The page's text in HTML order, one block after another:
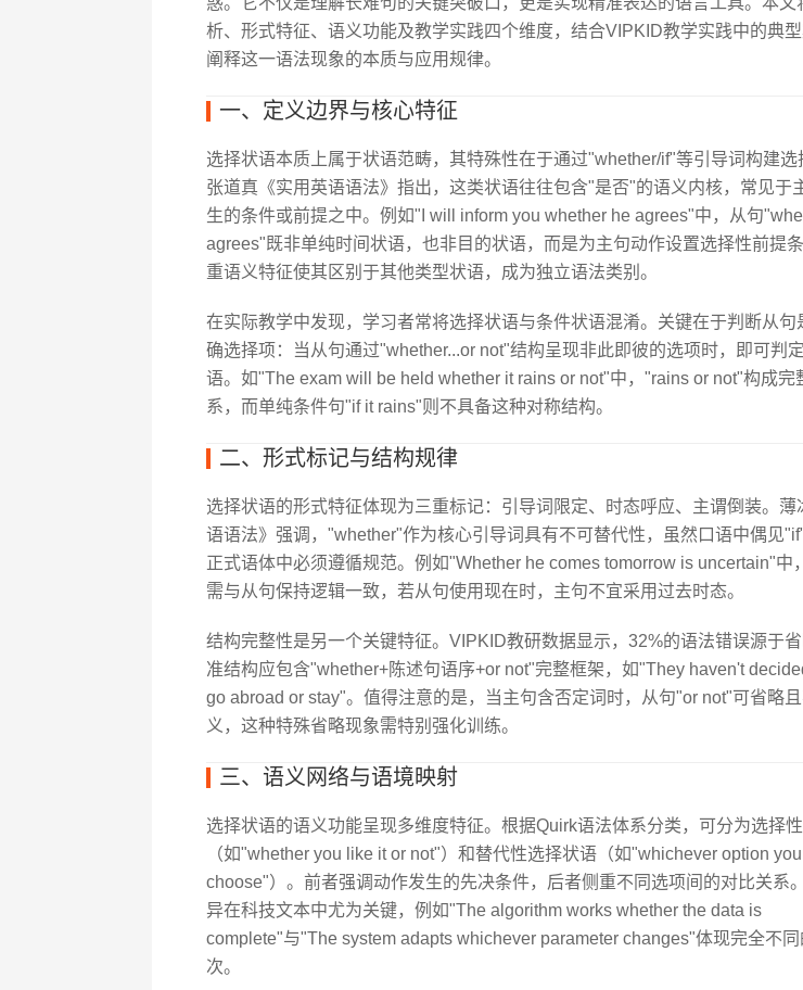
析、形式特征、语义功能及教学实践四个维度，结合VIPKID教学实践中的典
阐释这一语法现象的本质与应用规律。
一、定义边界与核心特征
选择状语本质上属于状语范畴，其特殊性在于通过"whether/if"等引导词构建选
张道真《实用英语语法》指出，这类状语往往包含"是否"的语义内核，常见于
生的条件或前提之中。例如"I will inform you whether he agrees"中，从句
agrees"既非单纯时间状语，也非目的状语，而是为主句动作设置选择性前提
重语义特征使其区别于其他类型状语，成为独立语法类别。
在实际教学中发现，学习者常将选择状语与条件状语混淆。关键在于判断从句
确选择项：当从句通过"whether...or not"结构呈现非此即彼的选项时，即可判
语。如"The exam will be held whether it rains or not"中，"rains or not"构成完
系，而单纯条件句"if it rains"则不具备这种对称结构。
二、形式标记与结构规律
选择状语的形式特征体现为三重标记：引导词限定、时态呼应、主谓倒装。薄
语语法》强调，"whether"作为核心引导词具有不可替代性，虽然口语中偶见
正式语体中必须遵循规范。例如"Whether he comes tomorrow is uncertain"中
需与从句保持逻辑一致，若从句使用现在时，主句不宜采用过去时态。
结构完整性是另一个关键特征。VIPKID教研数据显示，32%的语法错误源于
准结构应包含"whether+陈述句语序+or not"完整框架，如"They haven't
go abroad or stay"。值得注意的是，当主句含否定词时，从句"or not"可省略
义，这种特殊省略现象需特别强化训练。
三、语义网络与语境映射
选择状语的语义功能呈现多维度特征。根据Quirk语法体系分类，可分为选择
（如"whether you like it or not"）和替代性选择状语（如"whichever option you
choose"）。前者强调动作发生的先决条件，后者侧重不同选项间的对比关系
异在科技文本中尤为关键，例如"The algorithm works whether the data is
complete"与"The system adapts whichever parameter changes"体现完全不
次。